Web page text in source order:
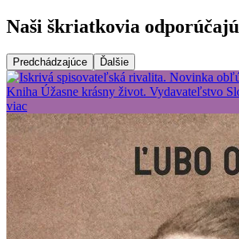
Naši škriatkovia odporúčajú
Predchádzajúce Ďalšie